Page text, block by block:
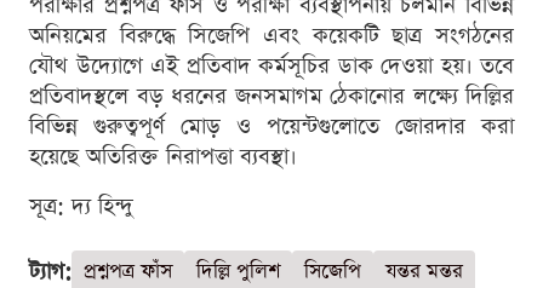
অনিয়মের বিরুদ্ধে সিজেপি এবং কয়েকটি ছাত্র সংগঠনের
যৌথ উদ্যোগে এই প্রতিবাদ কর্মসূচির ডাক দেওয়া হয়। তবে
প্রতিবাদস্থলে বড় ধরনের জনসমাগম ঠেকানোর লক্ষ্যে দিল্লির
বিভিন্ন গুরুত্বপূর্ণ মোড় ও পয়েন্টগুলোতে জোরদার করা
হয়েছে অতিরিক্ত নিরাপত্তা ব্যবস্থা।
সূত্র: দ্য হিন্দু
ট্যাগ: প্রশ্নপত্র ফাঁস দিল্লি পুলিশ সিজেপি যন্তর মন্তর